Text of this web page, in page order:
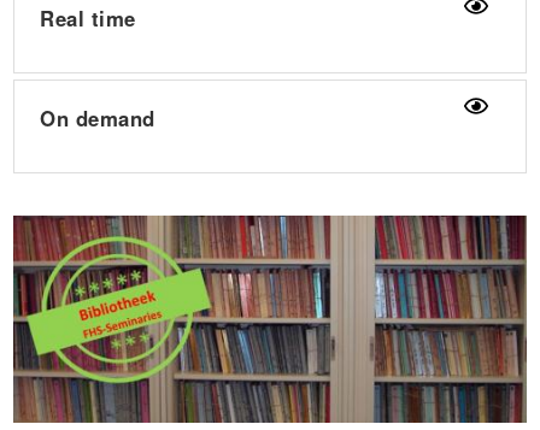
Real time
On demand